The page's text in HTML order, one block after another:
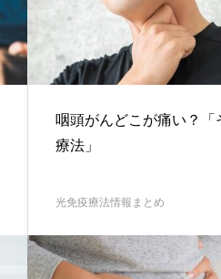
咽頭がんどこが痛い？「
療法」
光免疫療法情報まとめ